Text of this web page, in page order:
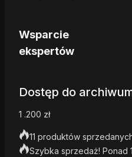
Wsparcie
ekspertów
Dostęp do
1 .200 zł
11 produktów
Szybka sprzedaż! Ponad